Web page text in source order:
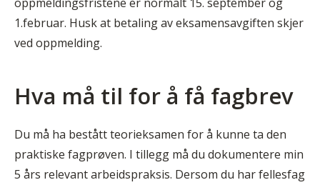
1.februar. Husk at betaling av eksamensavgiften skjer
ved oppmelding.
Hva må til for å få fagbrev
Du må ha bestått teorieksamen for å kunne ta den
praktiske fagprøven. I tillegg må du dokumentere min
5 års relevant arbeidspraksis. Dersom du har fellesfag